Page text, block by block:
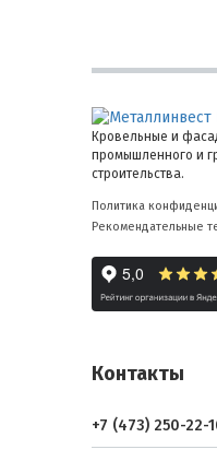
Кровельные и
промышленного и
строительства.
Политика
Рекомендательные
Контакты
+7 (473) 250-22-